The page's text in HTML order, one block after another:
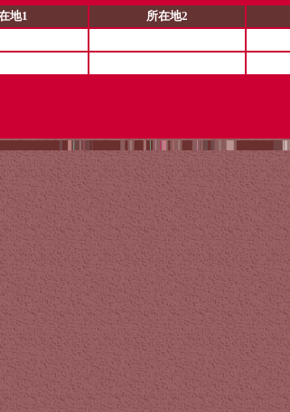
地1 所在地2